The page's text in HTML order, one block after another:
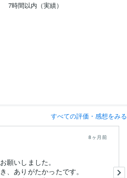
7時間以内（実績）
すべての評価・感想をみる
8ヶ月前
願いしました。
、ありがたかったです。